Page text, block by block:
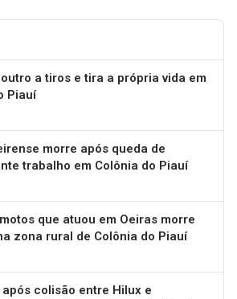
a tiros e tira a própria vida em
Piauí
morre após queda de
trabalho em Colônia do Piauí
que atuou em Oeiras morre
zona rural de Colônia do Piauí
colisão entre Hilux e